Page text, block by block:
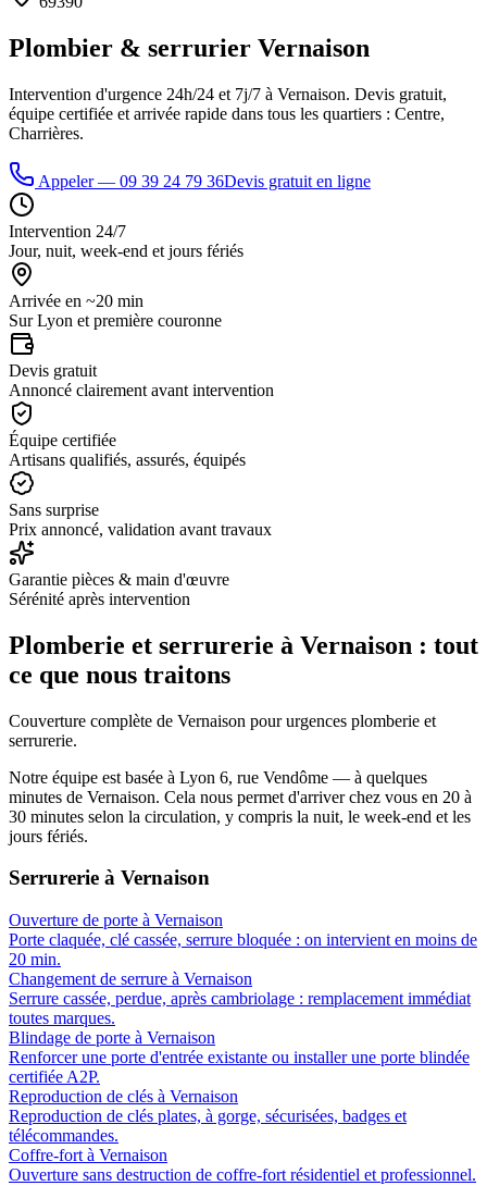
Plombier & serrurier Vernaison
Intervention d'urgence 24h/24 et 7j/7 à Vernaison. Devis gratuit,
équipe certifiée et arrivée rapide dans tous les quartiers : Centre,
Charrières.
Appeler — 09 39 24 79 36Devis gratuit en ligne
Intervention 24/7
Jour, nuit, week-end et jours fériés
Arrivée en ~20 min
Sur Lyon et première couronne
Devis gratuit
Annoncé clairement avant intervention
Équipe certifiée
Artisans qualifiés, assurés, équipés
Sans surprise
Prix annoncé, validation avant travaux
Garantie pièces & main d'œuvre
Sérénité après intervention
Plomberie et serrurerie à Vernaison : tout
ce que nous traitons
Couverture complète de Vernaison pour urgences plomberie et
serrurerie.
Notre équipe est basée à Lyon 6, rue Vendôme — à quelques
minutes de Vernaison. Cela nous permet d'arriver chez vous en 20 à
30 minutes selon la circulation, y compris la nuit, le week-end et les
jours fériés.
Serrurerie à Vernaison
Ouverture de porte à Vernaison
Porte claquée, clé cassée, serrure bloquée : on intervient en moins de
20 min.
Changement de serrure à Vernaison
Serrure cassée, perdue, après cambriolage : remplacement immédiat
toutes marques.
Blindage de porte à Vernaison
Renforcer une porte d'entrée existante ou installer une porte blindée
certifiée A2P.
Reproduction de clés à Vernaison
Reproduction de clés plates, à gorge, sécurisées, badges et
télécommandes.
Coffre-fort à Vernaison
Ouverture sans destruction de coffre-fort résidentiel et professionnel.